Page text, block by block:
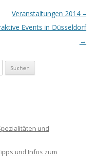
Veranstaltungen 2014 –
Events in Düsseldorf
→
und
und Infos zum